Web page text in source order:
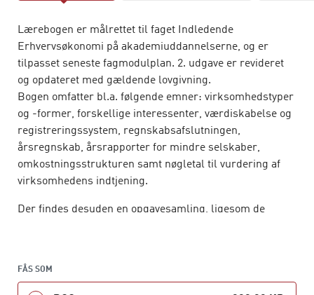
Lærebogen er målrettet til faget Indledende
Erhvervsøkonomi på akademiuddannelserne, og er
tilpasset seneste fagmodulplan. 2. udgave er revideret
og opdateret med gældende lovgivning.
Bogen omfatter bl.a. følgende emner: virksomhedstyper
og -former, forskellige interessenter, værdiskabelse og
registreringssystem, regnskabsafslutningen,
årsregnskab, årsrapporter for mindre selskaber,
omkostningsstrukturen samt nøgletal til vurdering af
virksomhedens indtjening.
Der findes desuden en opgavesamling, ligesom de
FÅS SOM